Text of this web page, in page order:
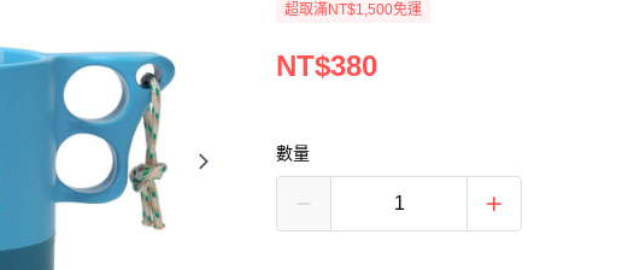
超取滿NT$1,500免運
NT$380
數量